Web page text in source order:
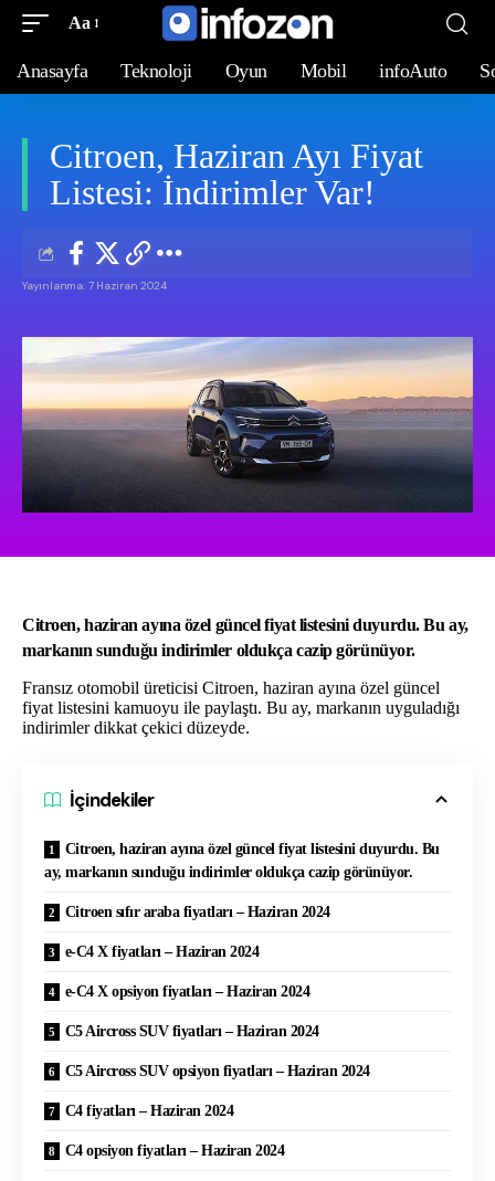
Aa
Anasayfa Teknoloji Oyun Mobil infoAuto
Citroen, Haziran Ayı Fiyat
Listesi: İndirimler Var!
Yayınlanma: 7 Haziran 2024
Citroen, haziran ayına özel güncel fiyat listesini duyurdu. Bu ay,
markanın sunduğu indirimler oldukça cazip görünüyor.
Fransız otomobil üreticisi Citroen, haziran ayına özel güncel
fiyat listesini kamuoyu ile paylaştı. Bu ay, markanın uyguladığı
indirimler dikkat çekici düzeyde.
İçindekiler
Citroen, haziran ayına özel güncel fiyat listesini duyurdu. Bu
ay, markanın sunduğu indirimler oldukça cazip görünüyor.
Citroen sıfır araba fiyatları – Haziran 2024
e-C4 X fiyatları – Haziran 2024
e-C4 X opsiyon fiyatları – Haziran 2024
C5 Aircross SUV fiyatları – Haziran 2024
C5 Aircross SUV opsiyon fiyatları – Haziran 2024
C4 fiyatları – Haziran 2024
C4 opsiyon fiyatları – Haziran 2024